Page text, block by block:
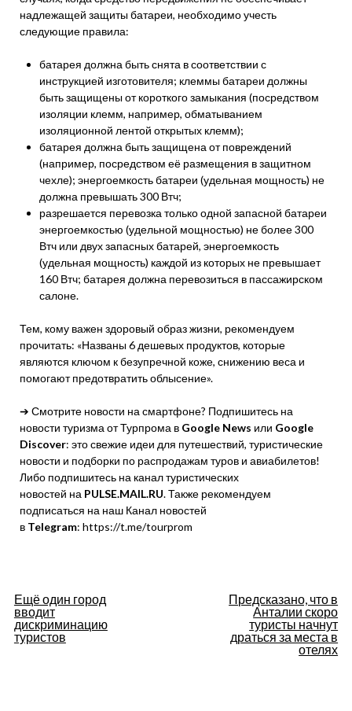
надлежащей защиты батареи, необходимо учесть
следующие правила:
батарея должна быть снята в соответствии с
инструкцией изготовителя; клеммы батареи должны
быть защищены от короткого замыкания (посредством
изоляции клемм, например, обматыванием
изоляционной лентой открытых клемм);
батарея должна быть защищена от повреждений
(например, посредством её размещения в защитном
чехле); энергоемкость батареи (удельная мощность) не
должна превышать 300 Втч;
разрешается перевозка только одной запасной батареи
энергоемкостью (удельной мощностью) не более 300
Втч или двух запасных батарей, энергоемкость
(удельная мощность) каждой из которых не превышает
160 Втч; батарея должна перевозиться в пассажирском
салоне.
Тем, кому важен здоровый образ жизни, рекомендуем
прочитать: «Названы 6 дешевых продуктов, которые
являются ключом к безупречной коже, снижению веса и
помогают предотвратить облысение».
➔ Смотрите новости на смартфоне? Подпишитесь на
новости туризма от Турпрома в Google News или Google
Discover: это свежие идеи для путешествий, туристические
новости и подборки по распродажам туров и авиабилетов!
Либо подпишитесь на канал туристических
новостей на PULSE.MAIL.RU. Также рекомендуем
подписаться на наш Канал новостей
в Telegram: https://t.me/tourprom
Навигация
по
Ещё один город
вводит
дискриминацию
туристов
Предсказано, что в
Анталии скоро
туристы начнут
драться за места в
отелях